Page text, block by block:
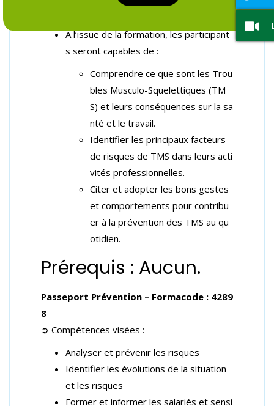
À l’issue de la formation, les participant
s seront capables de :
Comprendre ce que sont les Trou
bles Musculo-Squelettiques (TM
S) et leurs conséquences sur la sa
nté et le travail.
Identifier les principaux facteurs
de risques de TMS dans leurs acti
vités professionnelles.
Citer et adopter les bons gestes
et comportements pour contribu
er à la prévention des TMS au qu
otidien.
Prérequis : Aucun.
Passeport Prévention – Formacode : 4289
8
➲ Compétences visées :
Analyser et prévenir les risques
Identifier les évolutions de la situation
et les risques
Former et informer les salariés et sensi